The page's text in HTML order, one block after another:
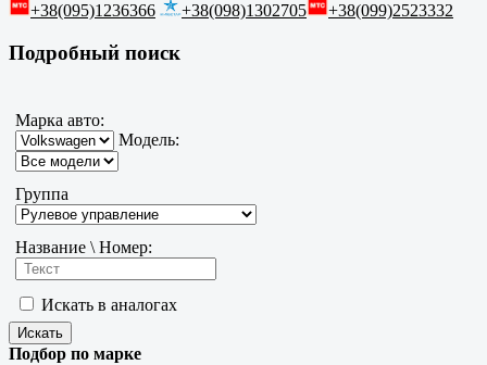
+38(095)1236366 +38(098)1302705 +38(099)2523332
Подробный поиск
Марка авто:
Модель:
Группа
Название \ Номер:
Искать в аналогах
Подбор по марке